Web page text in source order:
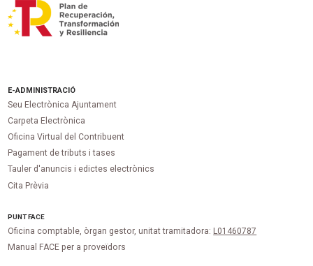
E-ADMINISTRACIÓ
Seu Electrònica Ajuntament
Carpeta Electrònica
Oficina Virtual del Contribuent
Pagament de tributs i tases
Tauler d'anuncis i edictes electrònics
Cita Prèvia
PUNTFACE
Oficina comptable, òrgan gestor, unitat tramitadora: L01460787
Manual FACE per a proveïdors